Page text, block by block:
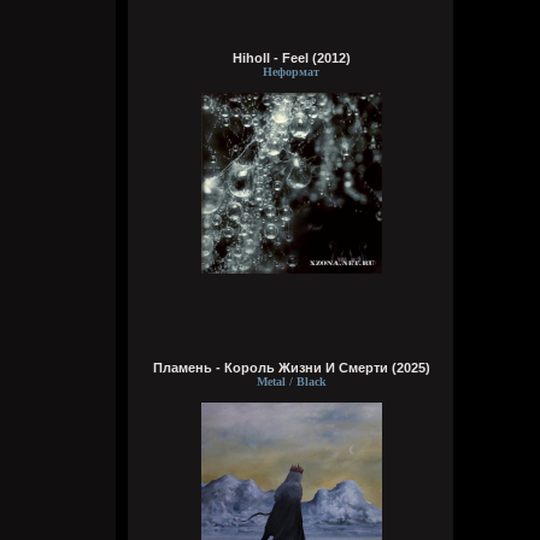
Вчера в 16:15:56
А вы знали что Кадышевой 67 лет?
Странно, в моем детстве я думал ей
столько же. Получается она и не стареет
даже, ей все время 60
Кукуня
Вчера в 16:15:29
Wirtuozik
Вчера в 16:15:10
Я любила и люблю.
Это мне судьба послала
Грешную любовь мою.
Не судите строго, люди,
Пожалей меня, родня,
Видно, в жизни суждено мне
Hiholl - Feel (2012)
Неформат
Пламень - Король Жизни И Смерти (2025)
Metal / Black